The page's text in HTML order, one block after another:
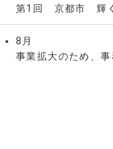
第1回 京都市 輝
8月
事業拡大のため、